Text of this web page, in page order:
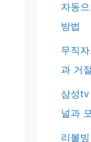
자동
방법
무직
과 거
삼성tv
널과
리볼